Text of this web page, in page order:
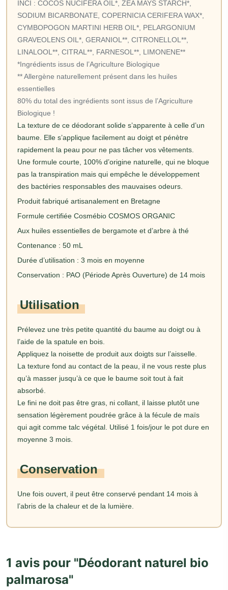
INCI : COCOS NUCIFERA OIL*, ZEA MAYS STARCH*,
SODIUM BICARBONATE, COPERNICIA CERIFERA WAX*,
CYMBOPOGON MARTINI HERB OIL*, PELARGONIUM
GRAVEOLENS OIL*, GERANIOL**, CITRONELLOL**,
LINALOOL**, CITRAL**, FARNESOL**, LIMONENE**
*Ingrédients issus de l’Agriculture Biologique
** Allergène naturellement présent dans les huiles
essentielles
80% du total des ingrédients sont issus de l’Agriculture
Biologique !
La texture de ce déodorant solide s’apparente à celle d’un
baume. Elle s’applique facilement au doigt et pénètre
rapidement la peau pour ne pas tâcher vos vêtements.
Une formule courte, 100% d’origine naturelle, qui ne bloque
pas la transpiration mais qui empêche le développement
des bactéries responsables des mauvaises odeurs.
Produit fabriqué artisanalement en Bretagne
Formule certifiée Cosmébio COSMOS ORGANIC
Aux huiles essentielles de bergamote et d’arbre à thé
Contenance : 50 mL
Durée d’utilisation : 3 mois en moyenne
Conservation : PAO (Période Après Ouverture) de 14 mois
Utilisation
Prélevez une très petite quantité du baume au doigt ou à
l’aide de la spatule en bois.
Appliquez la noisette de produit aux doigts sur l’aisselle.
La texture fond au contact de la peau, il ne vous reste plus
qu’à masser jusqu’à ce que le baume soit tout à fait
absorbé.
Le fini ne doit pas être gras, ni collant, il laisse plutôt une
sensation légèrement poudrée grâce à la fécule de maïs
qui agit comme talc végétal. Utilisé 1 fois/jour le pot dure en
moyenne 3 mois.
Conservation
Une fois ouvert, il peut être conservé pendant 14 mois à
l’abris de la chaleur et de la lumière.
1 avis pour Déodorant naturel bio
palmarosa